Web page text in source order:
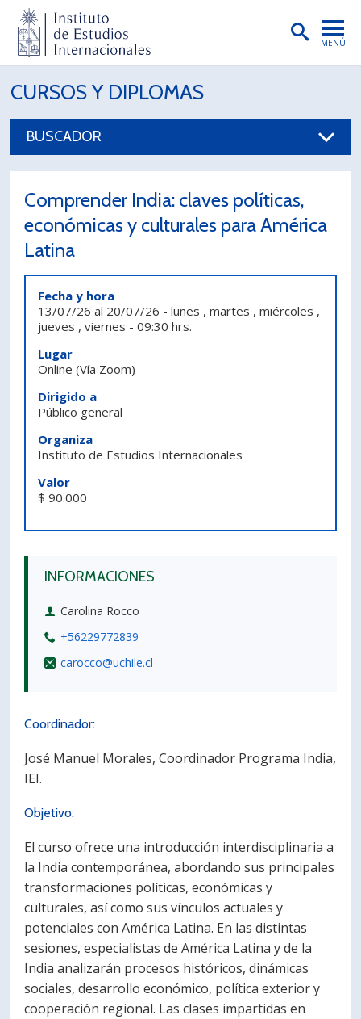
MENÚ
PORTADA
INSTITUTO
INVESTIGACIÓN
PUBLICACIONES
BIBLIOTECA
Postulantes
Estudiantes
CURSOS Y DIPLOMAS
BUSCADOR
Comprender India: claves políticas,
económicas y culturales para América
Latina
INFORMACIONES
Carolina Rocco
+56229772839
carocco@uchile.cl
Fecha y hora
13/07/26 al 20/07/26 -lunes , martes , miércoles ,
jueves , viernes -09:30 hrs.
Lugar
Online (Vía Zoom)
Dirigido a
Público general
Organiza
Instituto de Estudios Internacionales
Valor
$ 90.000
Coordinador:
José Manuel Morales, Coordinador Programa India,
IEI.
Objetivo:
El curso ofrece una introducción interdisciplinaria a
la India contemporánea, abordando sus principales
transformaciones políticas, económicas y
culturales, así como sus vínculos actuales y
potenciales con América Latina. En las distintas
sesiones, especialistas de América Latina y de la
India analizarán procesos históricos, dinámicas
sociales, desarrollo económico, política exterior y
cooperación regional. Las clases impartidas en